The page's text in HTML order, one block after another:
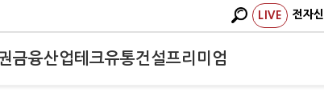
LIVE 전자
금융산업테크유통건설프리미엄